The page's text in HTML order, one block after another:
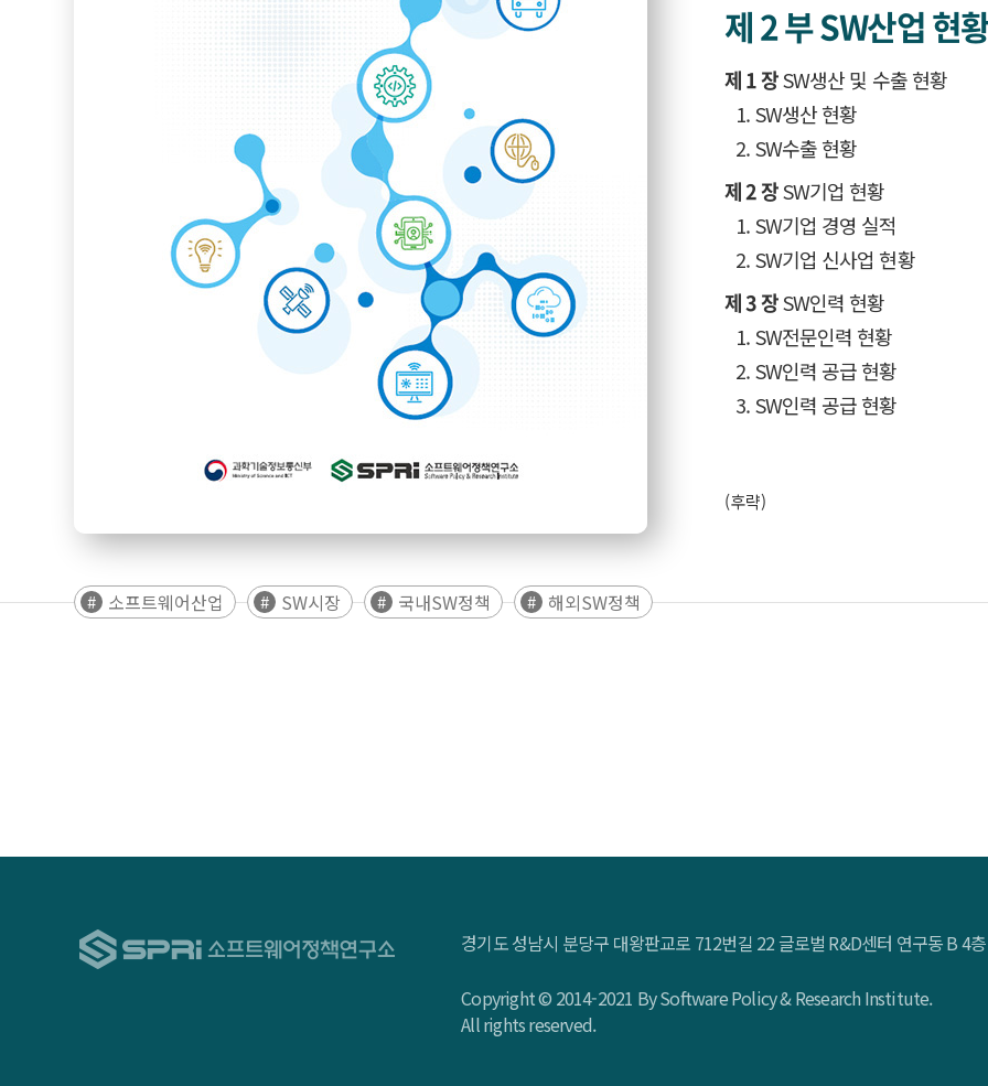
제 2 부SW산업 현
제 1 장SW생산 및 수출 현황
1. SW생산 현황
2. SW수출 현황
제 2 장SW기업 현황
1. SW기업 경영 실적
2. SW기업 신사업 현황
제 3 장SW인력 현황
1. SW전문인력 현황
2. SW인력 공급 현황
3. SW인력 공급 현황
(후략)
소프트웨어산업 SW시장 국내SW정책 해외SW정책
경기도 성남시 분당구 대왕판교로 712번길 22 글로벌 R&D센터 연구동 B
Copyright © 2014-2021 By Software Policy & Research Institute.
All rights reserved.